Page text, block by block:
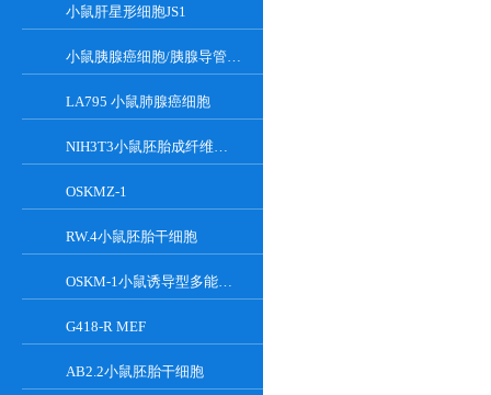
小鼠肝星形细胞JS1
小鼠胰腺癌细胞/胰腺导管癌PAN02
LA795 小鼠肺腺癌细胞
NIH3T3小鼠胚胎成纤维细胞
OSKMZ-1
RW.4小鼠胚胎干细胞
OSKM-1小鼠诱导型多能干细胞
G418-R MEF
AB2.2小鼠胚胎干细胞